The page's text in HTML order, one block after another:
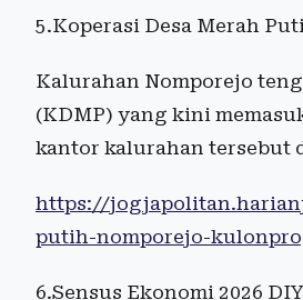
5.Koperasi Desa Merah
Kalurahan Nomporejo
(KDMP) yang kini
kantor kalurahan tersebut
https://
putih-nomporejo-
6.Sensus Ekonomi 2026